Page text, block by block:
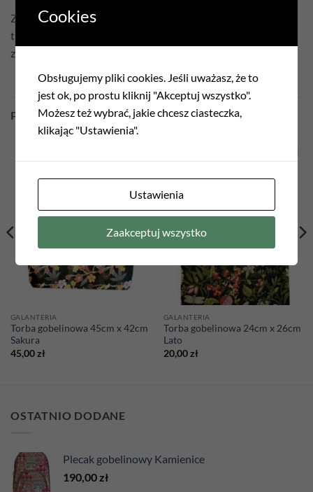
Ze względu na sposób produkcji każda torba będzie miała
trochę inny układ wzoru, nie będzie identyczna jak na
zdjęciach.
PODOBNE PRODUKTY
GALANTERIA
Torba gobelinowa 45cm x 42cm
Sakura
45,00zł
wishlist
GALANTERIA
Torba gobelinowa 24cm x 26cm
Lato
20,00zł
OSTATNIO DODANE
Plecak gobelinowy Kamienice
190,00 zł
Cookies
Obsługujemy pliki cookies. Jeśli uważasz, że to
jest ok, po prostu kliknij "Akceptuj wszystko".
Możesz też wybrać, jakie chcesz ciasteczka,
klikając "Ustawienia".
Ustawienia
Zaakceptuj wszystko